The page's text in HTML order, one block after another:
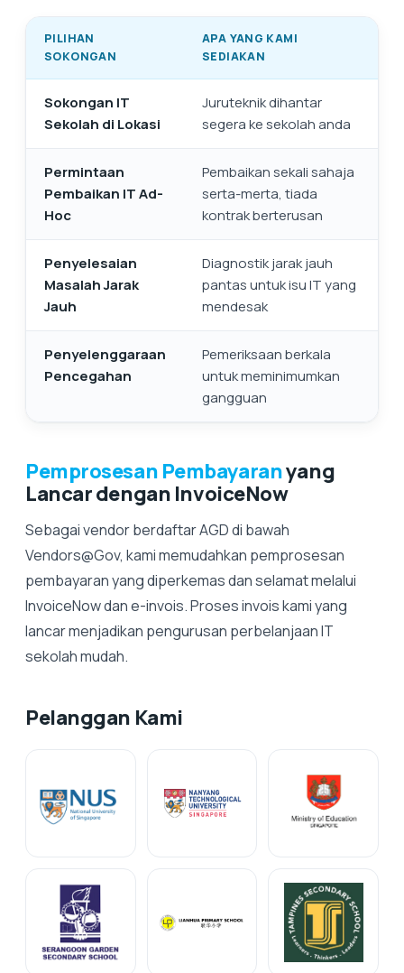
PILIHAN
SOKONGAN
APA YANG KAMI
SEDIAKAN
Sokongan IT
Sekolah di Lokasi
Juruteknik dihantar
segera ke sekolah anda
Permintaan
Pembaikan IT Ad-
Hoc
Pembaikan sekali sahaja
serta-merta, tiada
kontrak berterusan
Penyelesaian
Masalah Jarak
Jauh
Diagnostik jarak jauh
pantas untuk isu IT yang
mendesak
Penyelenggaraan
Pencegahan
Pemeriksaan berkala
untuk meminimumkan
gangguan
Pemprosesan Pembayaranyang
Lancar dengan InvoiceNow
Sebagai vendor berdaftar AGD di bawah
Vendors@Gov, kami memudahkan pemprosesan
pembayaran yang diperkemas dan selamat melalui
InvoiceNow dan e-invois. Proses invois kami yang
lancar menjadikan pengurusan perbelanjaan IT
sekolah mudah.
Pelanggan Kami